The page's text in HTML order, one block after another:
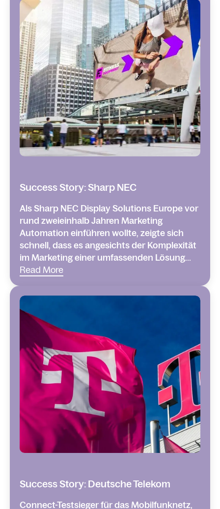
Success Story: Sharp NEC
Als Sharp NEC Display Solutions Europe vor
rund zweieinhalb Jahren Marketing
Automation einführen wollte, zeigte sich
schnell, dass es angesichts der Komplexität
im Marketing einer umfassenden Lösung...
Read More
Success Story: Deutsche Telekom
Connect-Testsieger für das Mobilfunknetz,